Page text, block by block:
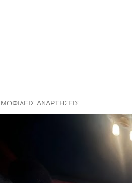
ΑΝΑΡΤΉΣΕΙΣ